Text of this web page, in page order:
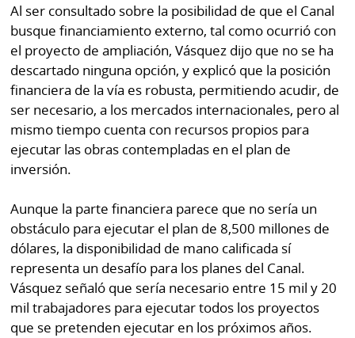
Al ser consultado sobre la posibilidad de que el Canal
busque financiamiento externo, tal como ocurrió con
el proyecto de ampliación, Vásquez dijo que no se ha
descartado ninguna opción, y explicó que la posición
financiera de la vía es robusta, permitiendo acudir, de
ser necesario, a los mercados internacionales, pero al
mismo tiempo cuenta con recursos propios para
ejecutar las obras contempladas en el plan de
inversión.
Aunque la parte financiera parece que no sería un
obstáculo para ejecutar el plan de 8,500 millones de
dólares, la disponibilidad de mano calificada sí
representa un desafío para los planes del Canal.
Vásquez señaló que sería necesario entre 15 mil y 20
mil trabajadores para ejecutar todos los proyectos
que se pretenden ejecutar en los próximos años.